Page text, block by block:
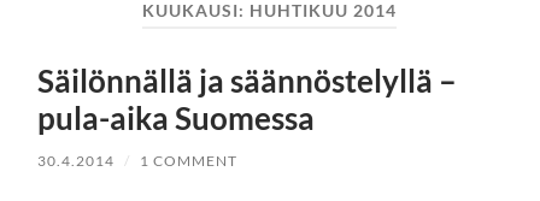
KUUKAUSI: HUHTIKUU 2014
Säilönnällä ja säännöstelyllä –
pula-aika Suomessa
30.4.2014 / 1 COMMENT